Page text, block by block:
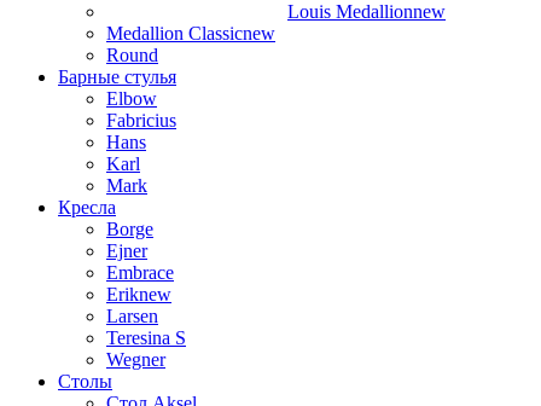
Louis Medallionnew
Medallion Classicnew
Round
Барные стулья
Elbow
Fabricius
Hans
Karl
Mark
Кресла
Borge
Ejner
Embrace
Eriknew
Larsen
Teresina S
Wegner
Столы